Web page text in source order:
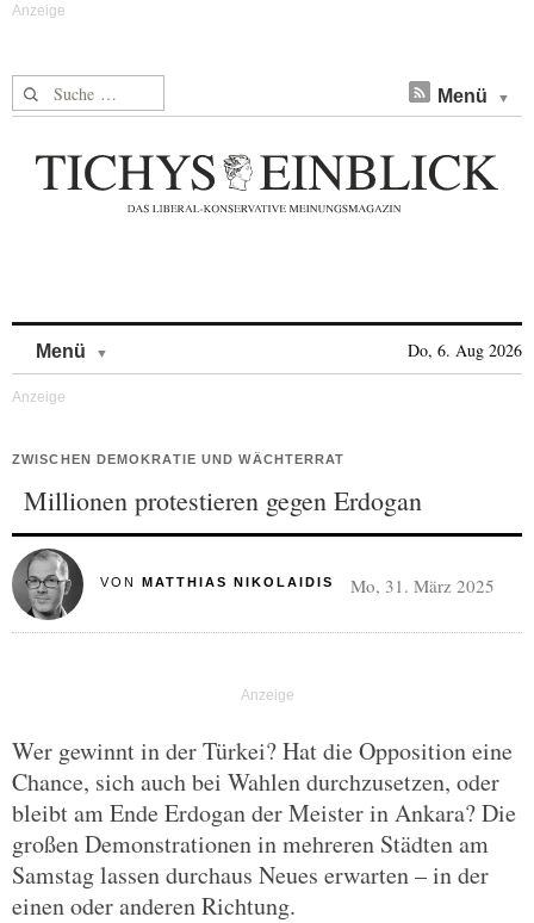
Suche nach: Menü
Menü Do, 6. Aug 2026
ZWISCHEN DEMOKRATIE UND WÄCHTERRAT
Millionen protestieren gegen Erdogan
VON MATTHIAS NIKOLAIDIS Mo, 31. März 2025
Wer gewinnt in der Türkei? Hat die Opposition eine
Chance, sich auch bei Wahlen durchzusetzen, oder
bleibt am Ende Erdogan der Meister in Ankara? Die
großen Demonstrationen in mehreren Städten am
Samstag lassen durchaus Neues erwarten – in der
einen oder anderen Richtung.